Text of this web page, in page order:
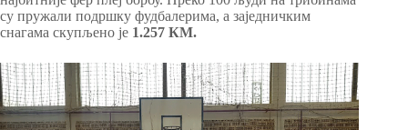
су пружали подршку фудбалерима, а заједничким
снагама скупљено је 1.257 КМ.